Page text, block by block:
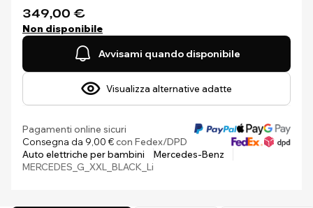
349,00 €
Non disponibile
Avvisami quando disponibile
Visualizza alternative adatte
Pagamenti online sicuri
Consegna da 9,00 €con Fedex/DPD
Auto elettriche per bambini
Mercedes-Benz
MERCEDES_G_XXL_BLACK_Li